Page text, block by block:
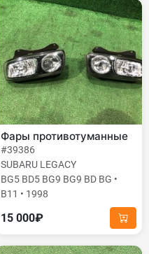
Фары противотуманные
#39386
SUBARU LEGACY
BG5 BD5 BG9 BG9 BD BG •
B11 • 1998
15 000₽